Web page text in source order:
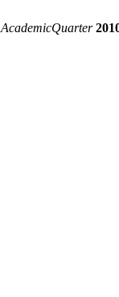
AcademicQuarter